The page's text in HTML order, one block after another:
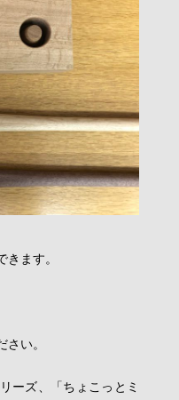
ます。
い。
ーズ、「ちょこっとミ